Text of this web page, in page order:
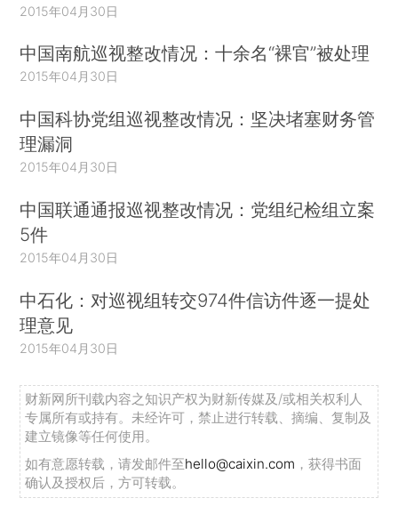
2015年04月30日
中国南航巡视整改情况：十余名“裸官”被处理
2015年04月30日
中国科协党组巡视整改情况：坚决堵塞财务管
理漏洞
2015年04月30日
中国联通通报巡视整改情况：党组纪检组立案
5件
2015年04月30日
中石化：对巡视组转交974件信访件逐一提处
理意见
2015年04月30日
财新网所刊载内容之知识产权为财新传媒及/或相关权利人
专属所有或持有。未经许可，禁止进行转载、摘编、复制及
建立镜像等任何使用。
如有意愿转载，请发邮件至hello@caixin.com ，获得书面
确认及授权后，方可转载。